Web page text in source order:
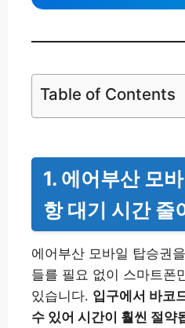
Table of Contents
1. 에어부산 모
항 대기 시간 줄
에어부산 모바일 탑승권
들를 필요 없이 스마트폰
있습니다. 입구에서 바코
수 있어 시간이 훨씬 절약